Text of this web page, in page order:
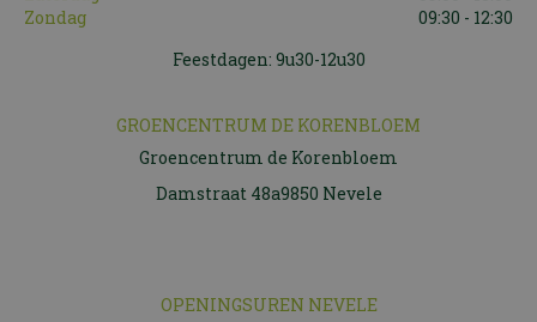
Zondag
09:30 - 12:30
Feestdagen: 9u30-12u30
GROENCENTRUM DE KORENBLOEM
Groencentrum de Korenbloem
Damstraat 48a9850 Nevele
OPENINGSUREN NEVELE